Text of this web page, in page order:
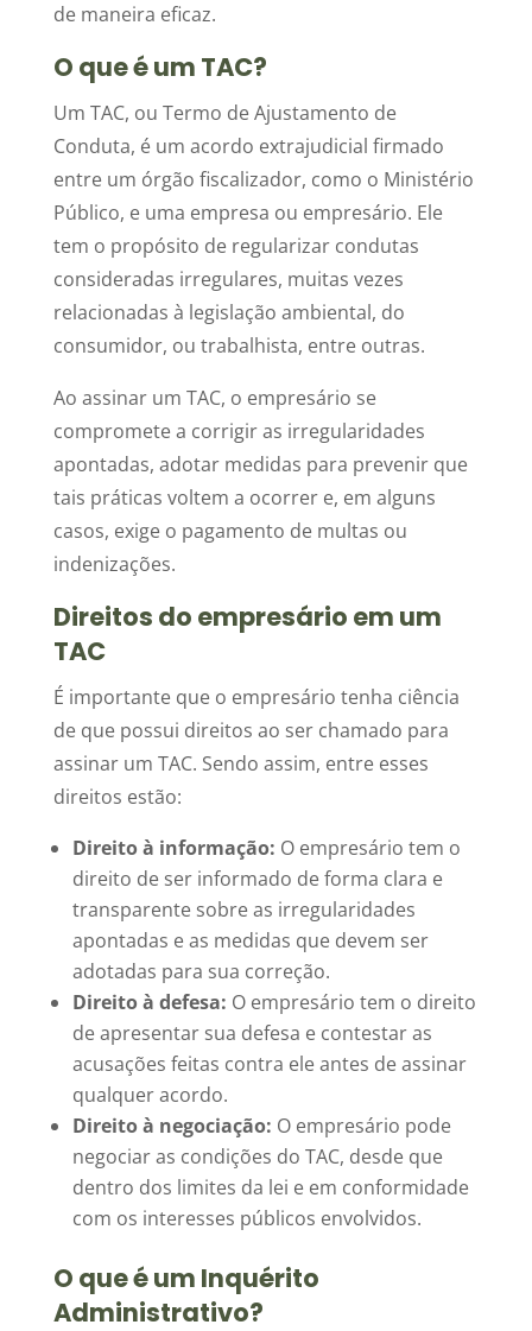
de maneira eficaz.
O que é um TAC?
Um TAC, ou Termo de Ajustamento de
Conduta, é um acordo extrajudicial firmado
entre um órgão fiscalizador, como o Ministério
Público, e uma empresa ou empresário. Ele
tem o propósito de regularizar condutas
consideradas irregulares, muitas vezes
relacionadas à legislação ambiental, do
consumidor, ou trabalhista, entre outras.
Ao assinar um TAC, o empresário se
compromete a corrigir as irregularidades
apontadas, adotar medidas para prevenir que
tais práticas voltem a ocorrer e, em alguns
casos, exige o pagamento de multas ou
indenizações.
Direitos do empresário em um
TAC
É importante que o empresário tenha ciência
de que possui direitos ao ser chamado para
assinar um TAC. Sendo assim, entre esses
direitos estão:
Direito à informação: O empresário tem o
direito de ser informado de forma clara e
transparente sobre as irregularidades
apontadas e as medidas que devem ser
adotadas para sua correção.
Direito à defesa: O empresário tem o direito
de apresentar sua defesa e contestar as
acusações feitas contra ele antes de assinar
qualquer acordo.
Direito à negociação: O empresário pode
negociar as condições do TAC, desde que
dentro dos limites da lei e em conformidade
com os interesses públicos envolvidos.
O que é um Inquérito
Administrativo?